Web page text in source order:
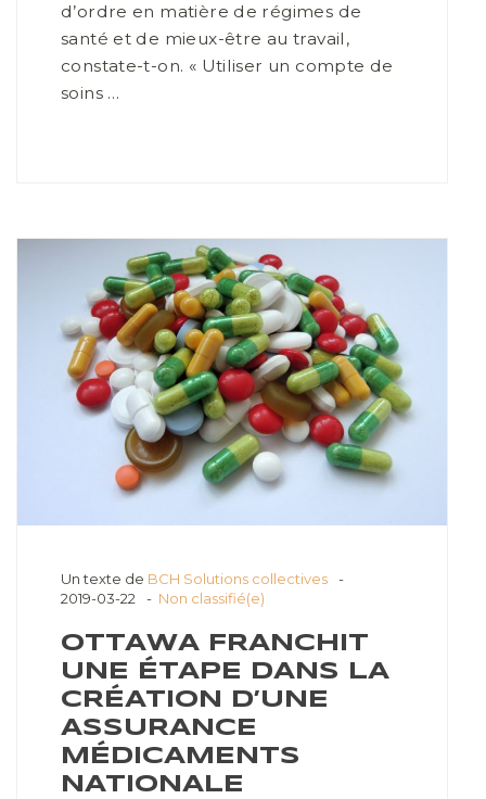
d’ordre en matière de régimes de
santé et de mieux-être au travail,
constate-t-on. « Utiliser un compte de
soins …
Un texte de BCH Solutions collectives
2019-03-22
Non classifié(e)
OTTAWA FRANCHIT
UNE ÉTAPE DANS LA
CRÉATION D’UNE
ASSURANCE
MÉDICAMENTS
NATIONALE